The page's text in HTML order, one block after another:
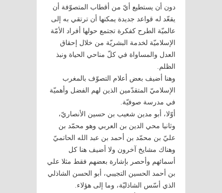
دون أن يستطيع أيّ من أقطاب المتصوّفة أن
يقعّد له قواعد جديدة يمكنها أن ترتقي به إلى
عالميّة الطرح كفكرة تجتمع حولها أفراد الأمّة
الإسلاميّة لخدمة البشريّة من خلال إحقاق
العدل والمساواة في كلّ مناحي الحياة ونبذ
الظلم.
وهنا أضيف بعض أعلام التصوّف بالمغرب
الإسلاميّ المتقدّمين الذين لهم الفضل وأهميّة
في مدرسة صوفيّة.
أوّلا، أبو مدين شعيب بن حسين الأنصاريّ،
وثانيا محي الدين بن العربي وهو محمّد بن
عليّ بن محمّد بن أحمد بن عبد الله الحاتميّ
وهناك مشايخ آخرون ولا أضيف هنا كل
أسمائهم وأحصر بإشارة بعضهم فقط مثلا علي
بن أحمد الحسين التجيبي، أبو الحسن الشاذلي
الذي أسّس الشاذليّة، وما إلى هؤلاء.